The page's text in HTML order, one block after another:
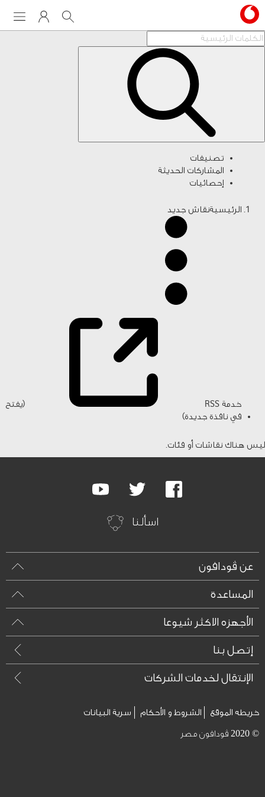
My VodafoneSearch
تصنيفات
المشاركات الحديثة
إحصائيات
الرئيسيةنقاش جديد
خدمة RSS
(يفتح
في نافذة جديدة)
ليس هناك نقاشات أو فئات.
Facebook
Twitter
Youtube
اسألنا
عن ڤودافون
المساعدة
الأجهزه الاكثر شيوعا
إتصل بنا
الإنتقال لخدمات الشركات
خريطه الموقع الشروط و الأحكام سرية البيانات
© 2020 ڤودافون مصر